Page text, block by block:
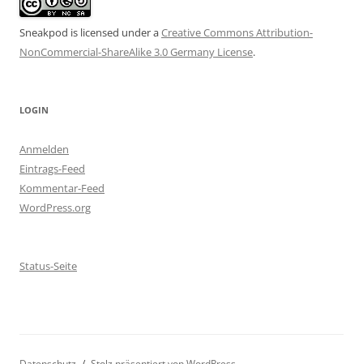
Sneakpod is licensed under aCreative Commons Attribution-
NonCommercial-ShareAlike 3.0 Germany License.
LOGIN
Anmelden
Eintrags-Feed
Kommentar-Feed
WordPress.org
Status-Seite